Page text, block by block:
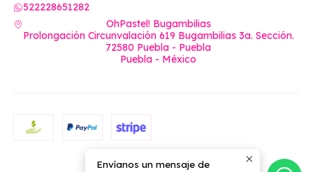
522228651282
OhPastel! Bugambilias
Prolongación Circunvalación 619 Bugambilias 3a. Sección.
72580 Puebla - Puebla
Puebla - México
2026 OhPastel!.
Envíanos un mensaje de